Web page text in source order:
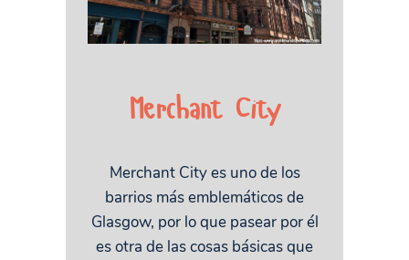
Merchant City
Merchant City es uno de los
barrios más emblemáticos de
Glasgow, por lo que pasear por él
es otra de las cosas básicas que